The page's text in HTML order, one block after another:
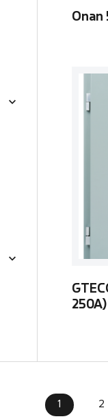
Onan
250A)
1 2